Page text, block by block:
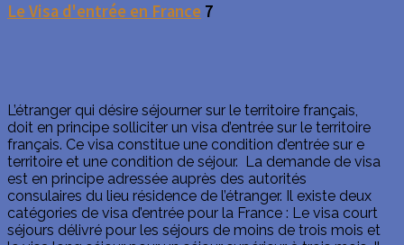
Le Visa d'entrée en France 7
L’étranger qui désire séjourner sur le territoire français,
doit en principe solliciter un visa d’entrée sur le territoire
français. Ce visa constitue une condition d’entrée sur e
territoire et une condition de séjour. La demande de visa
est en principe adressée auprès des autorités
consulaires du lieu résidence de l’étranger. Il existe deux
catégories de visa d’entrée pour la France : Le visa court
séjours délivré pour les séjours de moins de trois mois et